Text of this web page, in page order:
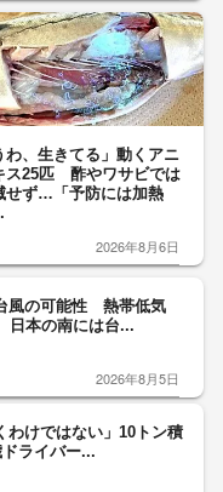
わ、生きてる」動くアニ
ス25匹 酢やワサビでは
せず…「予防には加熱
2026年8月6日
風の可能性 熱帯低気
本の南には台...
2026年8月5日
わけではない」10トン積
ライバー...